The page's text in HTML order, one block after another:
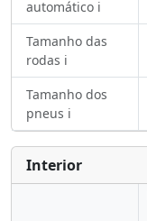
automático ℹ️
Tamanho das
rodas ℹ️
Tamanho dos
pneus ℹ️
Interior